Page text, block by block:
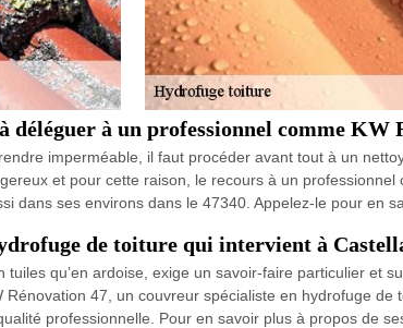
à un professionnel comme KW
imperméable, il faut procéder avant tout à un
et pour cette raison, le recours à un
dans ses environs dans le 47340. Appelez-le pour en
de toiture qui intervient à
tuiles qu’en ardoise, exige un savoir-faire particulier et
47, un couvreur spécialiste en hydrofuge de
professionnelle. Pour en savoir plus à propos de